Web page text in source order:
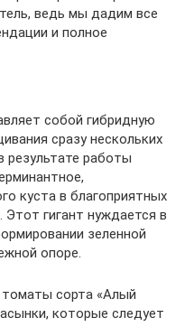
ведь мы дадим все
и полное
собой гибридную
сразу нескольких
результате работы
куста в благоприятных
гигант нуждается в
зеленной
опоре.
сорта «Алый
которые следует